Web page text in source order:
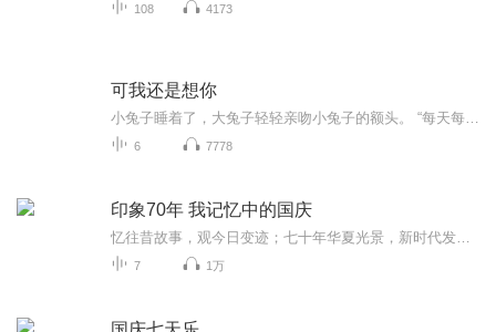
108 4173
可我还是想你
6 7778
印象70年 我记忆中的国庆
7 1万